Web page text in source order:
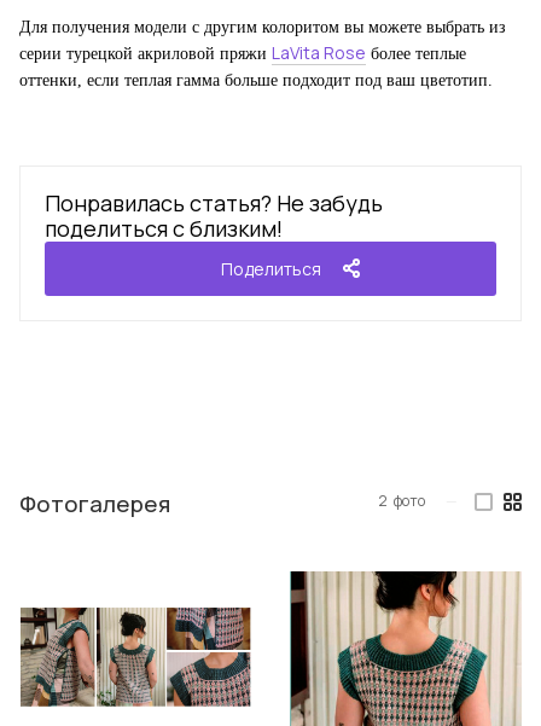
Для получения модели с другим колоритом вы можете выбрать из
серии турецкой акриловой пряжи LaVita Rose более теплые
оттенки, если теплая гамма больше подходит под ваш цветотип.
Понравилась статья? Не забудь
поделиться с близким!
Поделиться
Фотогалерея 2 фото